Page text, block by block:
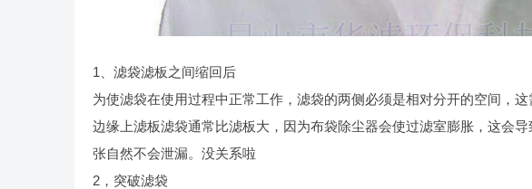
1、滤袋滤板之间缩回后
为使滤袋在使用过程中正常工作，滤袋的两侧必须是相对分开的空间，
边缘上滤板滤袋通常比滤板大，因为布袋除尘器会使过滤室膨胀，这会
张自然不会泄漏。没关系啦
2，突破滤袋